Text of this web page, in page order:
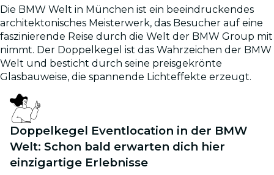
Die BMW Welt in München ist ein beeindruckendes
architektonisches Meisterwerk, das Besucher auf eine
faszinierende Reise durch die Welt der BMW Group mit
nimmt. Der Doppelkegel ist das Wahrzeichen der BMW
Welt und besticht durch seine preisgekrönte
Glasbauweise, die spannende Lichteffekte erzeugt.
Doppelkegel Eventlocation in der BMW
Welt: Schon bald erwarten dich hier
einzigartige Erlebnisse